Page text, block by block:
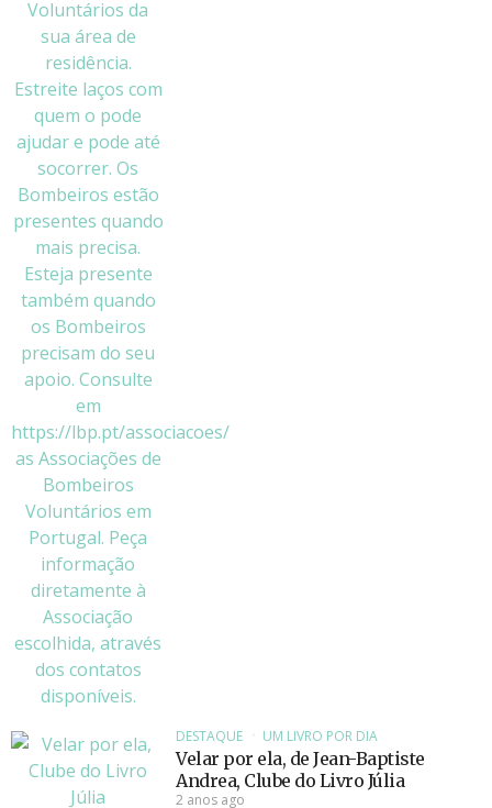
DESTAQUE UM LIVRO POR DIA
Velar por ela, de Jean-Baptiste
Andrea, Clube do Livro Júlia
2 anos ago